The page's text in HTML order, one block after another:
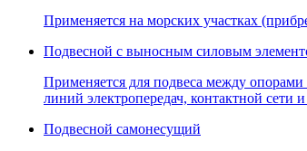
Применяется на морских участках
Подвесной с выносным силовым
Применяется для подвеса между
линий электропередач, контактной сети
Подвесной самонесущий